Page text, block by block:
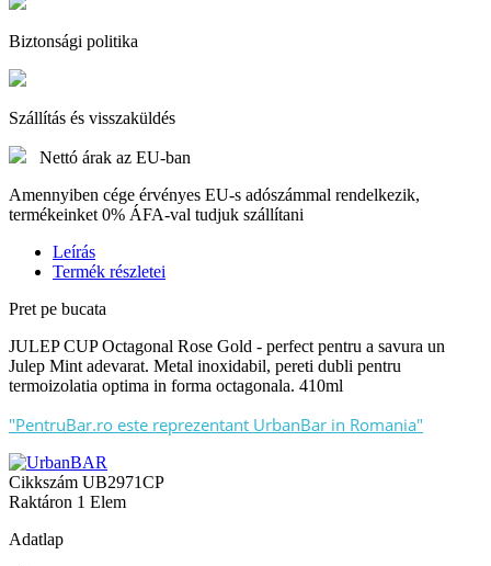
Biztonsági politika
Szállítás és visszaküldés
Nettó árak az EU-ban
Amennyiben cége érvényes EU-s adószámmal rendelkezik,
termékeinket 0% ÁFA-val tudjuk szállítani
Leírás
Termék részletei
Pret pe bucata
JULEP CUP Octagonal Rose Gold - perfect pentru a savura un
Julep Mint adevarat. Metal inoxidabil, pereti dubli pentru
termoizolatia optima in forma octagonala. 410ml
"PentruBar.ro este reprezentant UrbanBar in Romania"
Cikkszám UB2971CP
Raktáron 1 Elem
Adatlap